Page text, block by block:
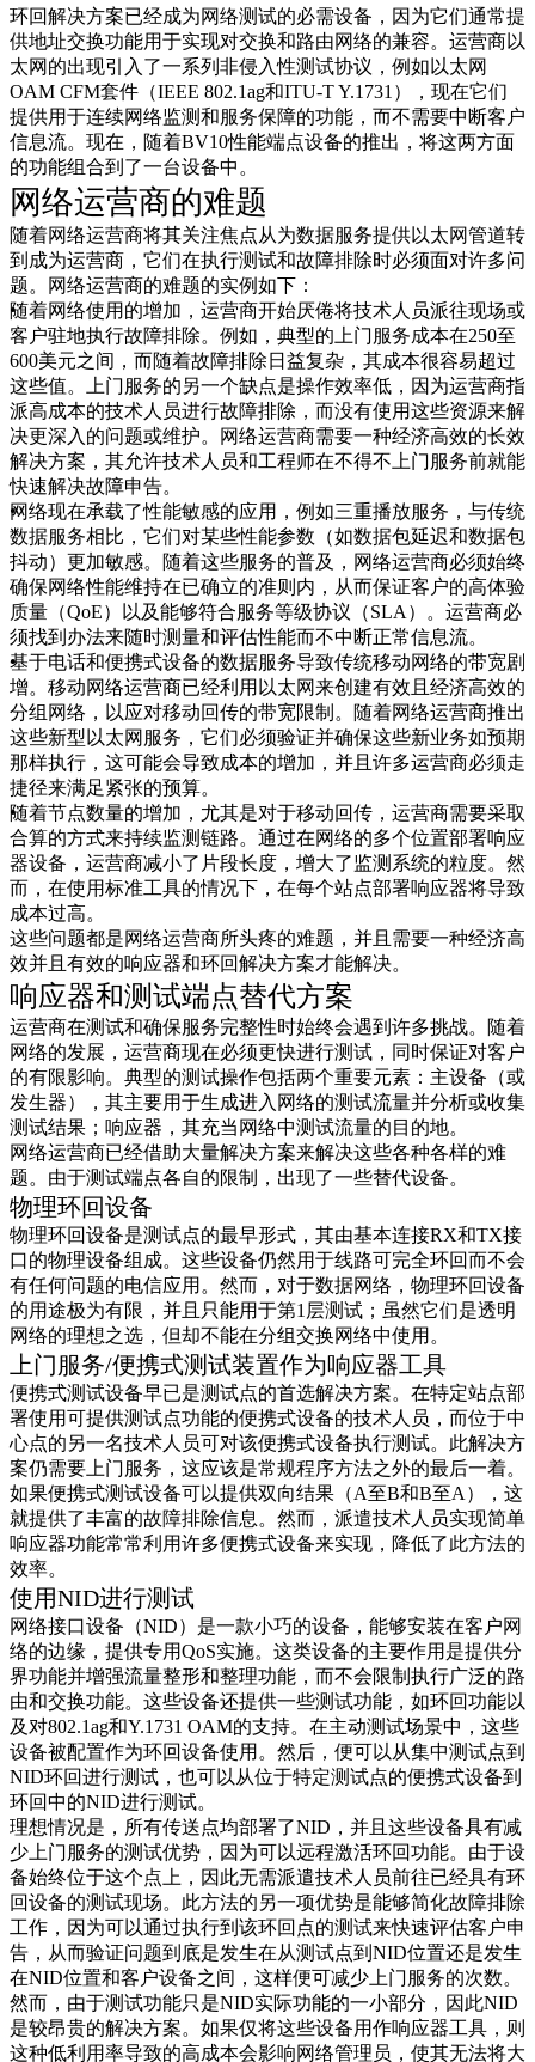
公
司
招
聘
启
事
合
作
伴
供
应
商
环回解决方案已经成为网络测试的必需设备，因为它们通常提
供地址交换功能用于实现对交换和路由网络的兼容。运营商以
太网的出现引入了一系列非侵入性测试协议，例如以太网
OAM CFM套件（IEEE 802.1ag和ITU-T Y.1731），现在它们
提供用于连续网络监测和服务保障的功能，而不需要中断客户
信息流。现在，随着BV10性能端点设备的推出，将这两方面
的功能组合到了一台设备中。
网络运营商的难题
随着网络运营商将其关注焦点从为数据服务提供以太网管道转
到成为运营商，它们在执行测试和故障排除时必须面对许多问
题。网络运营商的难题的实例如下：
随着网络使用的增加，运营商开始厌倦将技术人员派往现场或
客户驻地执行故障排除。例如，典型的上门服务成本在250至
600美元之间，而随着故障排除日益复杂，其成本很容易超过
这些值。上门服务的另一个缺点是操作效率低，因为运营商指
派高成本的技术人员进行故障排除，而没有使用这些资源来解
决更深入的问题或维护。网络运营商需要一种经济高效的长效
解决方案，其允许技术人员和工程师在不得不上门服务前就能
快速解决故障申告。
网络现在承载了性能敏感的应用，例如三重播放服务，与传统
数据服务相比，它们对某些性能参数（如数据包延迟和数据包
抖动）更加敏感。随着这些服务的普及，网络运营商必须始终
确保网络性能维持在已确立的准则内，从而保证客户的高体验
质量（QoE）以及能够符合服务等级协议（SLA）。运营商必
须找到办法来随时测量和评估性能而不中断正常信息流。
基于电话和便携式设备的数据服务导致传统移动网络的带宽剧
增。移动网络运营商已经利用以太网来创建有效且经济高效的
分组网络，以应对移动回传的带宽限制。随着网络运营商推出
这些新型以太网服务，它们必须验证并确保这些新业务如预期
那样执行，这可能会导致成本的增加，并且许多运营商必须走
捷径来满足紧张的预算。
随着节点数量的增加，尤其是对于移动回传，运营商需要采取
合算的方式来持续监测链路。通过在网络的多个位置部署响应
器设备，运营商减小了片段长度，增大了监测系统的粒度。然
而，在使用标准工具的情况下，在每个站点部署响应器将导致
成本过高。
这些问题都是网络运营商所头疼的难题，并且需要一种经济高
效并且有效的响应器和环回解决方案才能解决。
响应器和测试端点替代方案
运营商在测试和确保服务完整性时始终会遇到许多挑战。随着
网络的发展，运营商现在必须更快进行测试，同时保证对客户
的有限影响。典型的测试操作包括两个重要元素：主设备（或
发生器），其主要用于生成进入网络的测试流量并分析或收集
测试结果；响应器，其充当网络中测试流量的目的地。
网络运营商已经借助大量解决方案来解决这些各种各样的难
题。由于测试端点各自的限制，出现了一些替代设备。
物理环回设备
物理环回设备是测试点的最早形式，其由基本连接RX和TX接
口的物理设备组成。这些设备仍然用于线路可完全环回而不会
有任何问题的电信应用。然而，对于数据网络，物理环回设备
的用途极为有限，并且只能用于第1层测试；虽然它们是透明
网络的理想之选，但却不能在分组交换网络中使用。
上门服务/便携式测试装置作为响应器工具
便携式测试设备早已是测试点的首选解决方案。在特定站点部
署使用可提供测试点功能的便携式设备的技术人员，而位于中
心点的另一名技术人员可对该便携式设备执行测试。此解决方
案仍需要上门服务，这应该是常规程序方法之外的最后一着。
如果便携式测试设备可以提供双向结果（A至B和B至A），这
就提供了丰富的故障排除信息。然而，派遣技术人员实现简单
响应器功能常常利用许多便携式设备来实现，降低了此方法的
效率。
使用NID进行测试
网络接口设备（NID）是一款小巧的设备，能够安装在客户网
络的边缘，提供专用QoS实施。这类设备的主要作用是提供分
界功能并增强流量整形和整理功能，而不会限制执行广泛的路
由和交换功能。这些设备还提供一些测试功能，如环回功能以
及对802.1ag和Y.1731 OAM的支持。在主动测试场景中，这些
设备被配置作为环回设备使用。然后，便可以从集中测试点到
NID环回进行测试，也可以从位于特定测试点的便携式设备到
环回中的NID进行测试。
理想情况是，所有传送点均部署了NID，并且这些设备具有减
少上门服务的测试优势，因为可以远程激活环回功能。由于设
备始终位于这个点上，因此无需派遣技术人员前往已经具有环
回设备的测试现场。此方法的另一项优势是能够简化故障排除
工作，因为可以通过执行到该环回点的测试来快速评估客户申
告，从而验证问题到底是发生在从测试点到NID位置还是发生
在NID位置和客户设备之间，这样便可减少上门服务的次数。
然而，由于测试功能只是NID实际功能的一小部分，因此NID
是较昂贵的解决方案。如果仅将这些设备用作响应器工具，则
这种低利用率导致的高成本会影响网络管理员，使其无法将大